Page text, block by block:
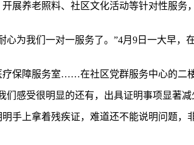
展养老照料、社区文化活动等针对性服务
心为我们一对一服务了。”4月9日一大早，
疗保障服务室……在社区党群服务中心的二
们感受很明显的还有，出具证明事项显著
手上拿着残疾证，难道还不能说明问题，